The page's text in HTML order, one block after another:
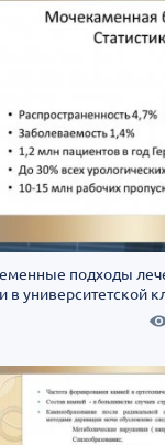
подходы
в университетской